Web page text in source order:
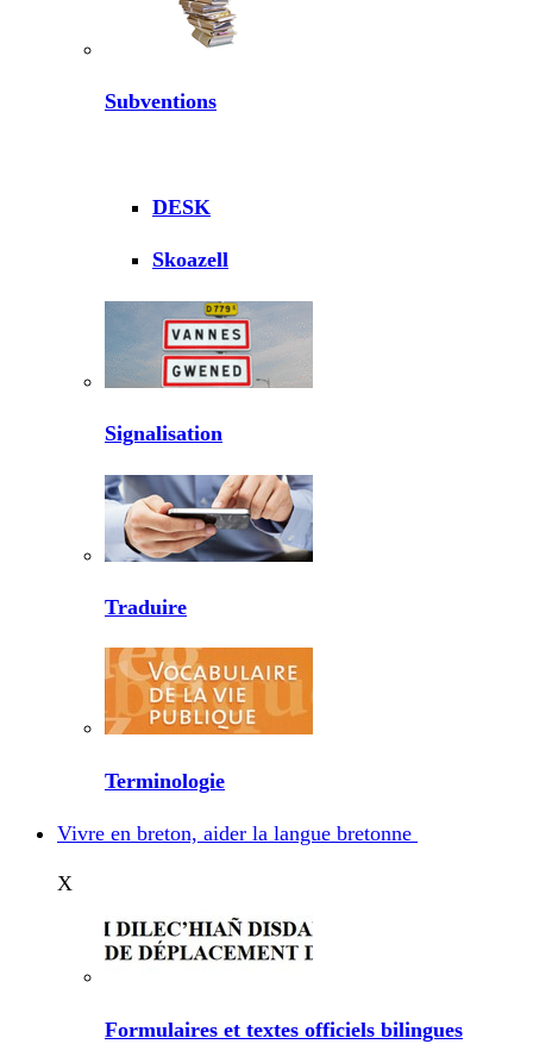
Subventions
DESK
Skoazell
Signalisation
Traduire
Terminologie
Vivre en breton, aider la langue bretonne
X
Formulaires et textes officiels bilingues